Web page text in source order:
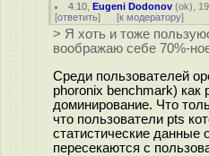
4.10 ,Eugeni Dodonov (ok),
[ответить] [к модератору]
> Я хоть и тоже
воображаю себе 70%-
Среди пользователей
phoronix benchmark) как
доминирование. Что
что пользователи pts
статистические данные
пересекаются с